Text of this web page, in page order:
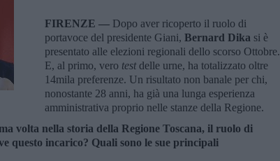
FIRENZE — Dopo aver ricoperto il ruolo di
portavoce del presidente Giani, Bernard Dika si è
presentato alle elezioni regionali dello scorso Ottobre.
E, al primo, vero testdelle urne, ha totalizzato oltre
14mila preferenze. Un risultato non banale per chi,
nonostante 28 anni, ha già una lunga esperienza
amministrativa proprio nelle stanze della Regione.
volta nella storia della Regione Toscana, il ruolo di
questo incarico? Quali sono le sue principali